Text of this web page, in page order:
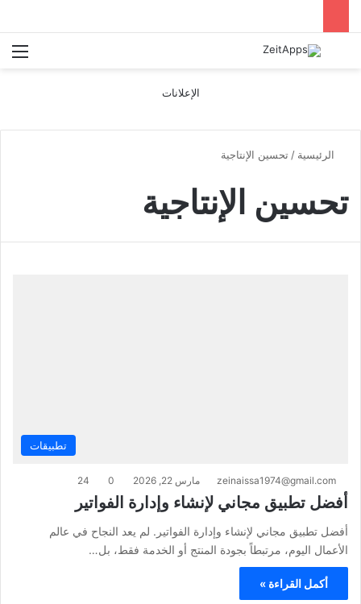
بحث عن
الإعلانات
الرئيسية / تحسين الإنتاجية
تحسين الإنتاجية
تطبيقات
zeinaissa1974@gmail.com مارس 22, 2026 0
24
أفضل تطبيق مجاني لإنشاء وإدارة الفواتير
أفضل تطبيق مجاني لإنشاء وإدارة الفواتير. لم يعد النجاح في عالم
الأعمال اليوم، مرتبطاً بجودة المنتج أو الخدمة فقط، بل…
أكمل القراءة »